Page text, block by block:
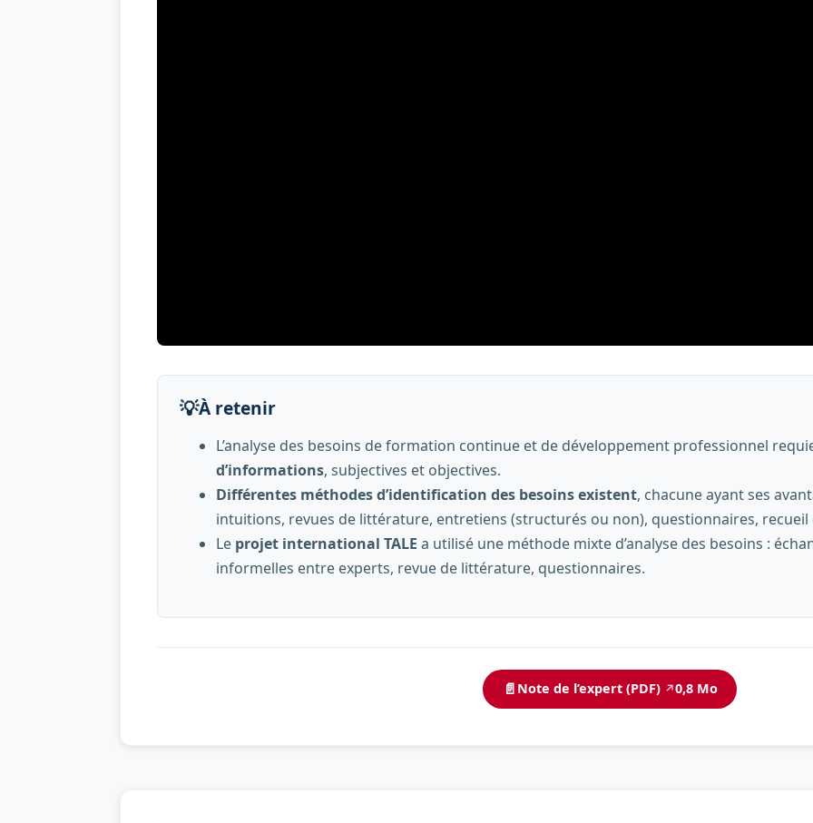
💡À retenir
L’analyse des besoins de formation continue et de développement professionnel
d’informations, subjectives et objectives.
Différentes méthodes d’identification des besoins existent, chacune ayant ses
intuitions, revues de littérature, entretiens (structurés ou non), questionnaires,
Le projet international TALE a utilisé une méthode mixte d’analyse des besoins :
informelles entre experts, revue de littérature, questionnaires.
📄 Note de l’expert (PDF) ↗0,8 Mo